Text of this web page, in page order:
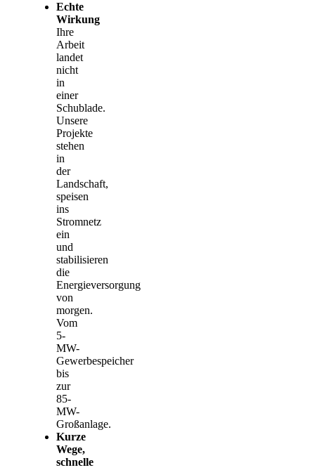
Echte
Wirkung
Ihre
Arbeit
landet
nicht
in
einer
Schublade.
Unsere
Projekte
stehen
in
der
Landschaft,
speisen
ins
Stromnetz
ein
und
stabilisieren
die
Energieversorgung
von
morgen.
Vom
5-
MW-
Gewerbespeicher
bis
zur
85-
MW-
Großanlage.
Kurze
Wege,
schnelle